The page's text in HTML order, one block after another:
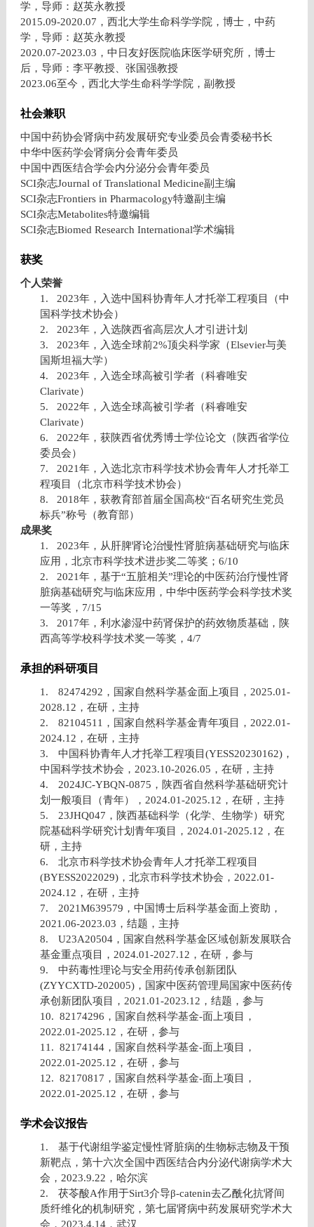
学，导师：赵英永教授
2015.09-2020.07 ，西北大学生命科学学院，博士，中药
学，导师：赵英永教授
2020.07-2023.03 ，中日友好医院临床医学研究所，博士
后，导师：李平教授、张国强教授
2023.06至今，西北大学生命科学学院，副教授
社会兼职
中国中药协会肾病中药发展研究专业委员会青委秘书长
中华中医药学会肾病分会青年委员
中国中西医结合学会内分泌分会青年委员
SCI杂志Journal of Translational Medicine副主编
SCI杂志Frontiers in Pharmacology特邀副主编
SCI杂志Metabolites特邀编辑
SCI杂志Biomed Research International学术编辑
获奖
个人荣誉
1.
2023年，入选中国科协青年人才托举工程项目（中
国科学技术协会）
2.
2023年，入选陕西省高层次人才引进计划
3.
2023年，入选全球前2%顶尖科学家（Elsevier与美
国斯坦福大学）
4.
2023年，入选全球高被引学者（科睿唯安
Clarivate）
5.
2022年，入选全球高被引学者（科睿唯安
Clarivate）
6.
2022年，获陕西省优秀博士学位论文（陕西省学位
委员会）
7.
2021年，入选北京市科学技术协会青年人才托举工
程项目（北京市科学技术协会）
8.
2018年，获教育部首届全国高校“百名研究生党员
标兵”称号（教育部）
成果奖
1.
2023年，从肝脾肾论治慢性肾脏病基础研究与临床
应用，北京市科学技术进步奖二等奖； 6/10
2.
2021年，基于“五脏相关”理论的中医药治疗慢性肾
脏病基础研究与临床应用，中华中医药学会科学技术奖
一等奖， 7/15
3.
2017年，利水渗湿中药肾保护的药效物质基础，陕
西高等学校科学技术奖一等奖， 4/7
承担的科研项目
1. 82474292 ，国家自然科学基金面上项目， 2025.01-
2028.12 ，在研，主持
2.
82104511 ，国家自然科学基金青年项目， 2022.01-
2024.12 ，在研，主持
3.
中国科协青年人才托举工程项目 (YESS20230162)，
中国科学技术协会， 2023.10-2026.05 ，在研，主持
4.
2024JC-YBQN-0875 ，陕西省自然科学基础研究计
划一般项目（青年）， 2024.01-2025.12 ，在研，主持
5.
23JHQ047 ，陕西基础科学（化学、生物学）研究
院基础科学研究计划青年项目， 2024.01-2025.12 ，在
研，主持
6.
北京市科学技术协会青年人才托举工程项目
(BYESS2022029)，北京市科学技术协会， 2022.01-
2024.12 ，在研，主持
7.
2021M639579 ，中国博士后科学基金面上资助，
2021.06-2023.03 ，结题，主持
8.
U23A20504，国家自然科学基金区域创新发展联合
基金重点项目， 2024.01-2027.12 ，在研，参与
9.
中药毒性理论与安全用药传承创新团队
(ZYYCXTD-202005)，国家中医药管理局国家中医药传
承创新团队项目， 2021.01-2023.12 ，结题，参与
10. 82174296 ，国家自然科学基金-面上项目，
2022.01-2025.12 ，在研，参与
11. 82174144，国家自然科学基金-面上项目，
2022.01-2025.12 ，在研，参与
12. 82170817 ，国家自然科学基金-面上项目，
2022.01-2025.12 ，在研，参与
学术会议报告
1.
基于代谢组学鉴定慢性肾脏病的生物标志物及干预
新靶点，第十六次全国中西医结合内分泌代谢病学术大
会， 2023.9.22 ，哈尔滨
2.
茯苓酸A作用于Sirt3介导β-catenin去乙酰化抗肾间
质纤维化的机制研究，第七届肾病中药发展研究学术大
会， 2023.4.14，武汉